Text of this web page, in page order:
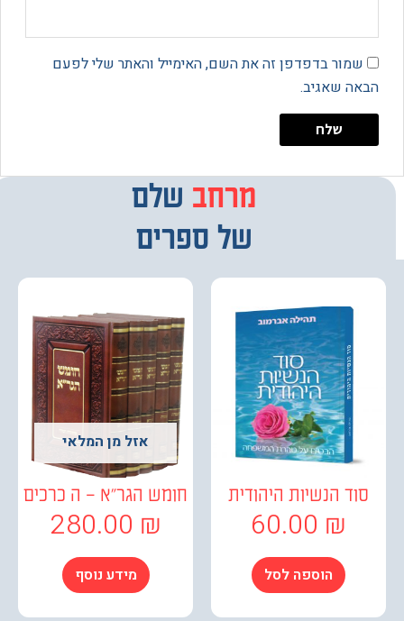
בדפדפן זה את השם, האימייל והאתר שלי לפעם
שאגיב.
מרחב
מבחר
שלם
של ספרים
הנשיות היהודית
60.00
הוספה לסל
אזל מן המלאי
חומש הגר"א – ה כרכים
280.00
מידע נוסף